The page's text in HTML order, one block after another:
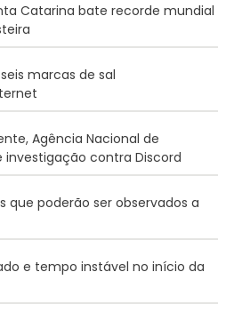
Catarina bate recorde mundial
marcas de sal
Agência Nacional de
investigação contra Discord
que poderão ser observados a
e tempo instável no início da